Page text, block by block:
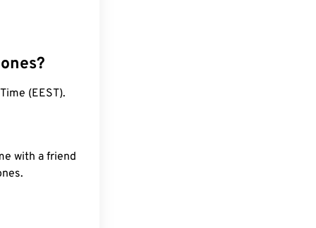
(EEST).
with a friend